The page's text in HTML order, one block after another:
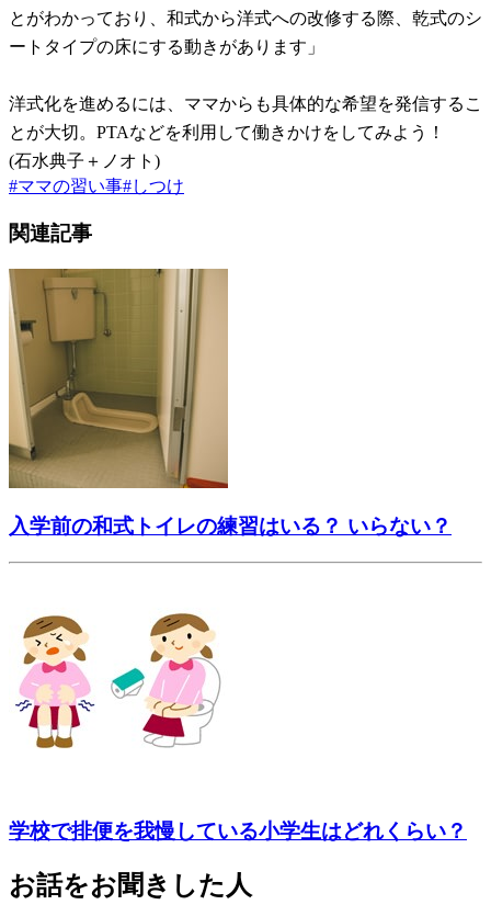
とがわかっており、和式から洋式への改修する際、乾式のシ
ートタイプの床にする動きがあります」
洋式化を進めるには、ママからも具体的な希望を発信するこ
とが大切。PTAなどを利用して働きかけをしてみよう！
(石水典子＋ノオト)
#ママの習い事#しつけ
関連記事
入学前の和式トイレの練習はいる？ いらない？
学校で排便を我慢している小学生はどれくらい？
お話をお聞きした人